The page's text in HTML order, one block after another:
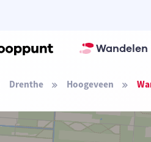
Wandelen
Drenthe Hoogeveen